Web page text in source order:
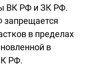
ВК РФ и ЗК РФ.
запрещается
в пределах
в
РФ.